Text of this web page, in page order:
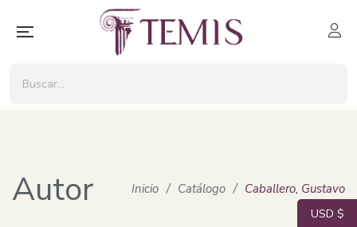
Autor Inicio / Catálogo / Caballero, Gustavo
USD $